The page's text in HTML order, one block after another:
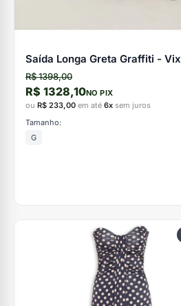
Saída Longa Greta Graffiti - Vix
R$ 1398,00
R$ 1328,10NO PIX
ou R$ 233,00 em até 6x sem juros
Tamanho:
G